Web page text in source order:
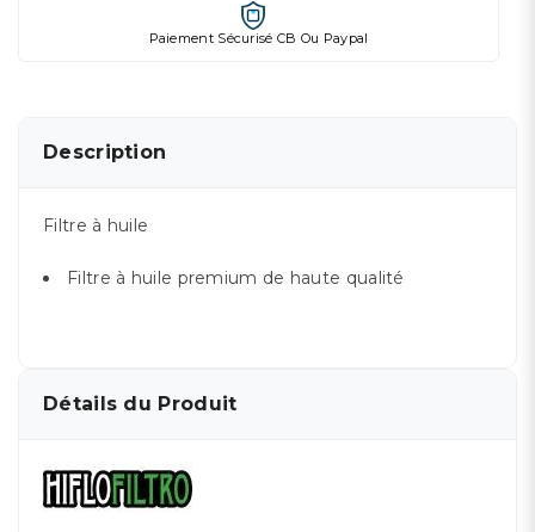
Paiement Sécurisé CB Ou Paypal
Description
Filtre à huile
Filtre à huile premium de haute qualité
Détails du Produit